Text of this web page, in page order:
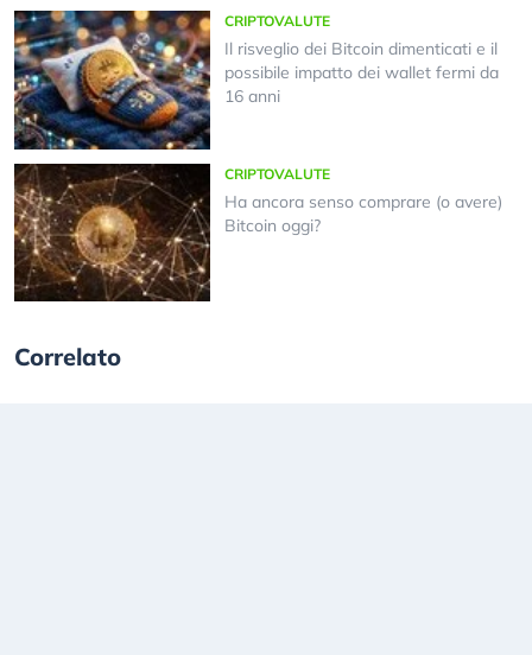
CRIPTOVALUTE
Il risveglio dei Bitcoin dimenticati e il
possibile impatto dei wallet fermi da
16 anni
CRIPTOVALUTE
Ha ancora senso comprare (o avere)
Bitcoin oggi?
Correlato